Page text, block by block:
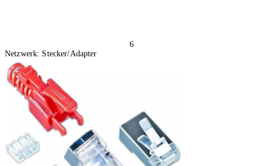
6
Netzwerk: Stecker/Adapter